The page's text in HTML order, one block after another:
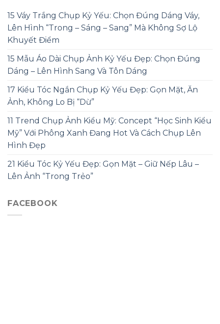
15 Váy Trắng Chụp Kỷ Yếu: Chọn Đúng Dáng Váy,
Lên Hình “Trong – Sáng – Sang” Mà Không Sợ Lộ
Khuyết Điểm
15 Mẫu Áo Dài Chụp Ảnh Kỷ Yếu Đẹp: Chọn Đúng
Dáng – Lên Hình Sang Và Tôn Dáng
17 Kiểu Tóc Ngắn Chụp Kỷ Yếu Đẹp: Gọn Mặt, Ăn
Ảnh, Không Lo Bị “Dừ”
11 Trend Chụp Ảnh Kiểu Mỹ: Concept “Học Sinh Kiểu
Mỹ” Với Phông Xanh Đang Hot Và Cách Chụp Lên
Hình Đẹp
21 Kiểu Tóc Kỷ Yếu Đẹp: Gọn Mặt – Giữ Nếp Lâu –
Lên Ảnh “Trong Trẻo”
FACEBOOK